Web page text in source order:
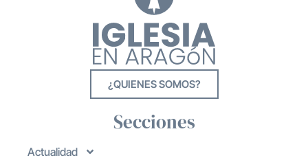
¿QUIENES SOMOS?
Secciones
Actualidad